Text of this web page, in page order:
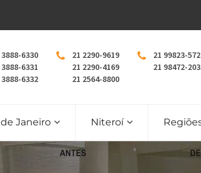
3888-6330
3888-6331
3888-6332
21 2290-9619
21 2290-4169
21 2564-8800
21 99823-
21 98472-
Janeiro Niteroí